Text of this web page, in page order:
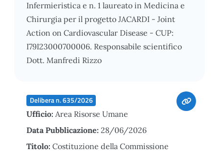
Infermieristica e n. 1 laureato in Medicina e
Chirurgia per il progetto JACARDI - Joint
Action on Cardiovascular Disease - CUP:
I79I23000700006. Responsabile scientifico
Dott. Manfredi Rizzo
Delibera n. 635/2026
Ufficio: Area Risorse Umane
Data Pubblicazione: 28/06/2026
Titolo: Costituzione della Commissione